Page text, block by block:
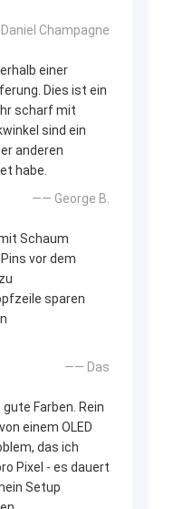
Champagne
einer
Dies ist ein
scharf mit
sind ein
anderen
habe.
—— George B.
Schaum
vor dem
sparen
—— Das
Farben. Rein
einem OLED
das ich
Pixel - es dauert
Setup